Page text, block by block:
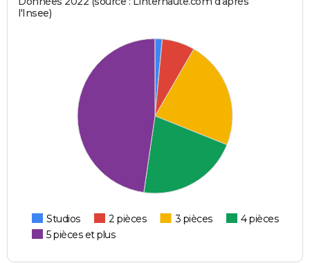
l'Insee)
Studios 2 pièces 3 pièces
4 pièces
5 pièces et plus